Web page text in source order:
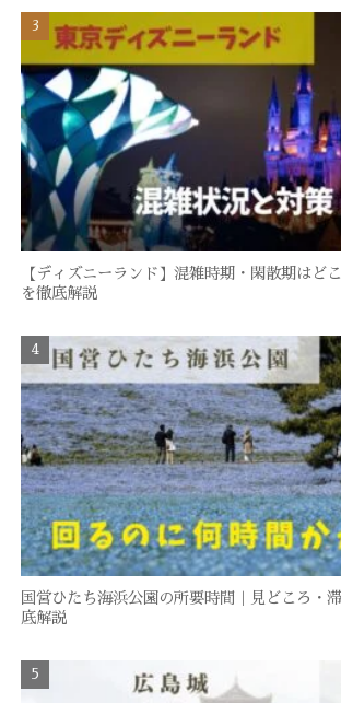
【ディズニーランド】混雑時期・閑散期はど
を徹底解説
国営ひたち海浜公園の所要時間｜見どころ・
底解説